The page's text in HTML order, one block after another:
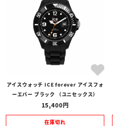
アイスウォッチ ICE forever アイスフォ
ーエバー ブラック （ユニセックス）
15,400
在庫切れ